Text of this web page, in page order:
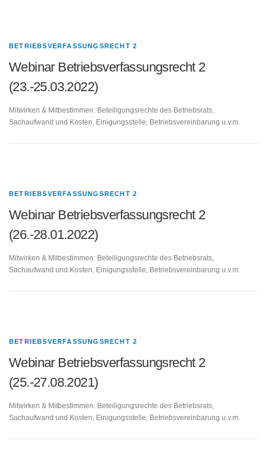
BETRIEBSVERFASSUNGSRECHT 2
Webinar Betriebsverfassungsrecht 2
(23.-25.03.2022)
Mitwirken & Mitbestimmen: Beteiligungsrechte des Betriebsrats,
Sachaufwand und Kosten, Einigungsstelle, Betriebsvereinbarung u.v.m.
BETRIEBSVERFASSUNGSRECHT 2
Webinar Betriebsverfassungsrecht 2
(26.-28.01.2022)
Mitwirken & Mitbestimmen: Beteiligungsrechte des Betriebsrats,
Sachaufwand und Kosten, Einigungsstelle, Betriebsvereinbarung u.v.m.
BETRIEBSVERFASSUNGSRECHT 2
Webinar Betriebsverfassungsrecht 2
(25.-27.08.2021)
Mitwirken & Mitbestimmen: Beteiligungsrechte des Betriebsrats,
Sachaufwand und Kosten, Einigungsstelle, Betriebsvereinbarung u.v.m.